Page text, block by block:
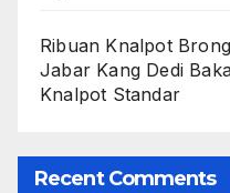
Ribuan Knalpot
Jabar Kang Dedi
Knalpot Standar
Recent Comments